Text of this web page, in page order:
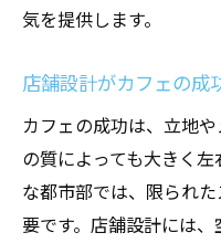
エネルギー効
空調設備の維
快適なカフェ空間
ポイント
季節ごとの快
夫
気を提供します。
店舗設計がカフェの成
カフェの成功は、立地
の質によっても大きく
な都市部では、限られ
要です。店舗設計には